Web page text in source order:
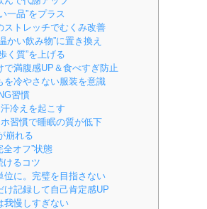
一品”をプラス
トレッチでむくみ改善
かい飲み物”に置き換え
く質”を上げる
満腹感UP＆食べすぎ防止
冷やさない服装を意識
習慣
冷えを起こす
習慣で睡眠の質が低下
崩れる
全オフ”状態
けるコツ
に。完璧を目指さない
記録して自己肯定感UP
慢しすぎない